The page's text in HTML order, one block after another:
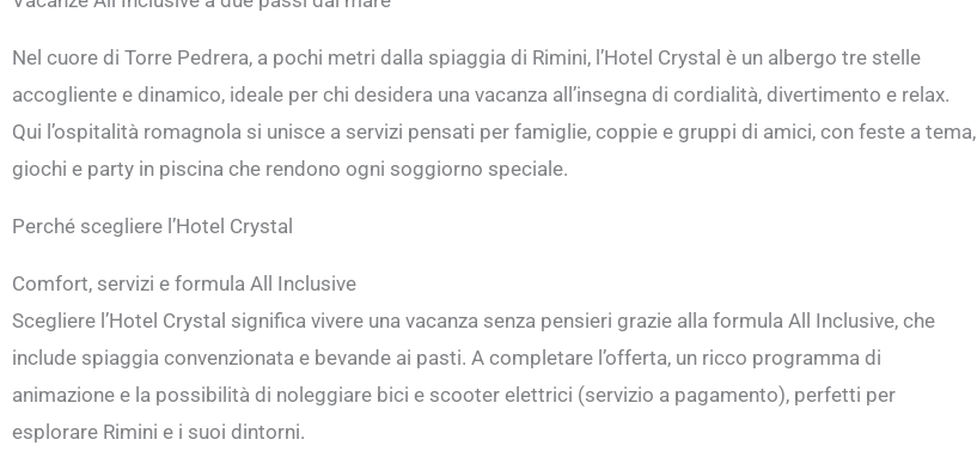
Nel cuore di Torre Pedrera, a pochi metri dalla spiaggia di Rimini, l’Hotel Crystal è un albergo tre stelle
accogliente e dinamico, ideale per chi desidera una vacanza all’insegna di cordialità, divertimento e relax.
Qui l’ospitalità romagnola si unisce a servizi pensati per famiglie, coppie e gruppi di amici, con feste a tema,
giochi e party in piscina che rendono ogni soggiorno speciale.
Perché scegliere l’Hotel Crystal
Comfort, servizi e formula All Inclusive
Scegliere l’Hotel Crystal significa vivere una vacanza senza pensieri grazie alla formula All Inclusive, che
include spiaggia convenzionata e bevande ai pasti. A completare l’offerta, un ricco programma di
animazione e la possibilità di noleggiare bici e scooter elettrici (servizio a pagamento), perfetti per
esplorare Rimini e i suoi dintorni.